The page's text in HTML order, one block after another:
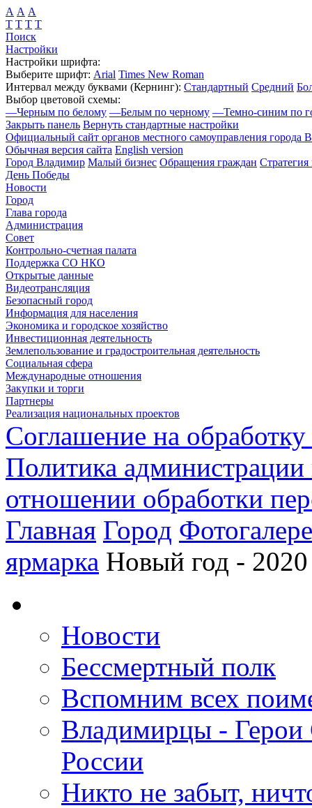
А А А
Т Т Т Т
Поиск
Настройки
Настройки шрифта:
Выберите шрифт: Arial Times New Roman
Интервал между буквами (Кернинг): Стандартный Средний
Выбор цветовой схемы:
—Черным по белому —Белым по черному —Темно-синим по
Закрыть панель Вернуть стандартные настройки
Официальный сайт органов местного самоуправления города
Обычная версия сайта English version
Город Владимир Малый бизнес Обращения граждан Стратегия
День Победы
Новости
Город
Глава города
Администрация
Совет
Контрольно-счетная палата
Поддержка СО НКО
Открытые данные
Видеотрансляция
Безопасный город
Информация для населения
Экономика и городское хозяйство
Инвестиционная деятельность
Землепользование и градостроительная деятельность
Социальная сфера
Международные отношения
Закупки и торги
Партнеры
Реализация национальных проектов
Соглашение на
Политика
отношении обработки
Главная Город
ярмарка Новый год - 2020
Новости
Бессмертный полк
Вспомним всех
Владимирцы - Герои
России
Никто не забыт,